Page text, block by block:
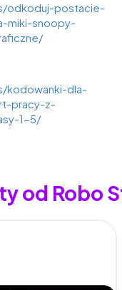
odkoduj-postacie-
miki-snoopy-
kodowanki-dla-
pracy-z-
1-5/
od Robo